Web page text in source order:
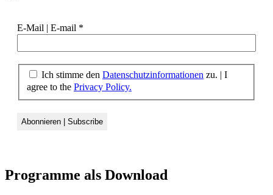
E-Mail | E-mail *
Ich stimme den Datenschutzinformationen zu. | I
agree to the Privacy Policy.
Programme als Download